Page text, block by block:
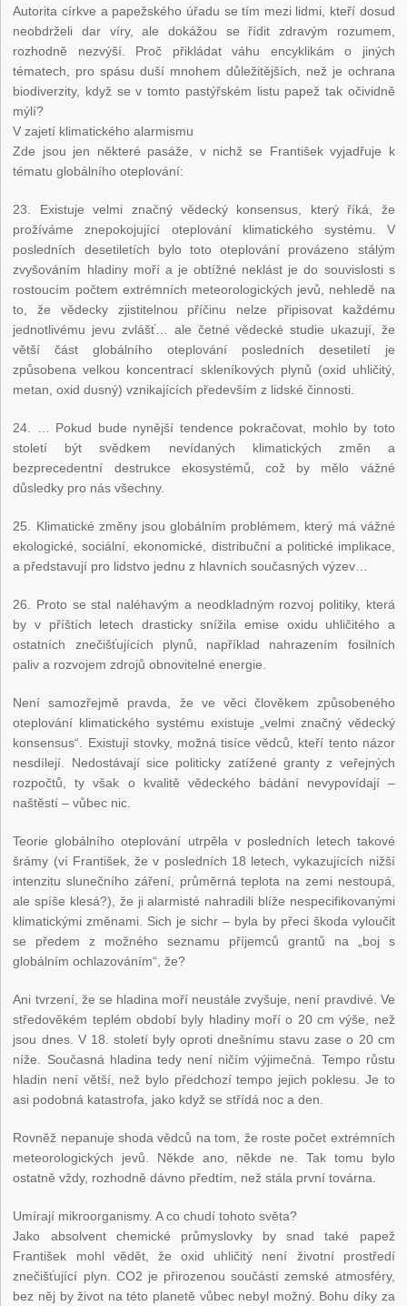
Autorita církve a papežského úřadu se tím mezi lidmi, kteří dosud
neobdrželi dar víry, ale dokážou se řídit zdravým rozumem,
rozhodně nezvýší. Proč přikládat váhu encyklikám o jiných
tématech, pro spásu duší mnohem důležitějších, než je ochrana
biodiverzity, když se v tomto pastýřském listu papež tak očividně
mýlí?
V zajetí klimatického alarmismu
Zde jsou jen některé pasáže, v nichž se František vyjadřuje k
tématu globálního oteplování:
23. Existuje velmi značný vědecký konsensus, který říká, že
prožíváme znepokojující oteplování klimatického systému. V
posledních desetiletích bylo toto oteplování provázeno stálým
zvyšováním hladiny moří a je obtížné neklást je do souvislosti s
rostoucím počtem extrémních meteorologických jevů, nehledě na
to, že vědecky zjistitelnou příčinu nelze připisovat každému
jednotlivému jevu zvlášť… ale četné vědecké studie ukazují, že
větší část globálního oteplování posledních desetiletí je
způsobena velkou koncentrací skleníkových plynů (oxid uhličitý,
metan, oxid dusný) vznikajících především z lidské činnosti.
24. … Pokud bude nynější tendence pokračovat, mohlo by toto
století být svědkem nevídaných klimatických změn a
bezprecedentní destrukce ekosystémů, což by mělo vážné
důsledky pro nás všechny.
25. Klimatické změny jsou globálním problémem, který má vážné
ekologické, sociální, ekonomické, distribuční a politické implikace,
a představují pro lidstvo jednu z hlavních současných výzev…
26. Proto se stal naléhavým a neodkladným rozvoj politiky, která
by v příštích letech drasticky snížila emise oxidu uhličitého a
ostatních znečišťujících plynů, například nahrazením fosilních
paliv a rozvojem zdrojů obnovitelné energie.
Není samozřejmě pravda, že ve věci člověkem způsobeného
oteplování klimatického systému existuje „velmi značný vědecký
konsensus“. Existují stovky, možná tisíce vědců, kteří tento názor
nesdílejí. Nedostávají sice politicky zatížené granty z veřejných
rozpočtů, ty však o kvalitě vědeckého bádání nevypovídají –
naštěstí – vůbec nic.
Teorie globálního oteplování utrpěla v posledních letech takové
šrámy (ví František, že v posledních 18 letech, vykazujících nižší
intenzitu slunečního záření, průměrná teplota na zemi nestoupá,
ale spíše klesá?), že ji alarmisté nahradili blíže nespecifikovanými
klimatickými změnami. Sich je sichr – byla by přeci škoda vyloučit
se předem z možného seznamu příjemců grantů na „boj s
globálním ochlazováním“, že?
Ani tvrzení, že se hladina moří neustále zvyšuje, není pravdivé. Ve
středověkém teplém období byly hladiny moří o 20 cm výše, než
jsou dnes. V 18. století byly oproti dnešnímu stavu zase o 20 cm
níže. Současná hladina tedy není ničím výjimečná. Tempo růstu
hladin není větší, než bylo předchozí tempo jejich poklesu. Je to
asi podobná katastrofa, jako když se střídá noc a den.
Rovněž nepanuje shoda vědců na tom, že roste počet extrémních
meteorologických jevů. Někde ano, někde ne. Tak tomu bylo
ostatně vždy, rozhodně dávno předtím, než stála první továrna.
Umírají mikroorganismy. A co chudí tohoto světa?
Jako absolvent chemické průmyslovky by snad také papež
František mohl vědět, že oxid uhličitý není životní prostředí
znečišťující plyn. CO2 je přirozenou součástí zemské atmosféry,
bez něj by život na této planetě vůbec nebyl možný. Bohu díky za